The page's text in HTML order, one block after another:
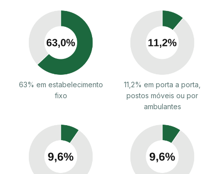
63% em estabelecimento
fixo
11,2% em porta a porta,
postos móveis ou por
ambulantes